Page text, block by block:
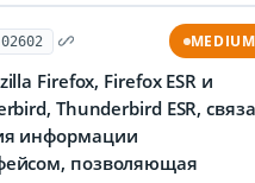
MEDIUM
Firefox, Firefox ESR и
Thunderbird ESR,
информации
позволяющая